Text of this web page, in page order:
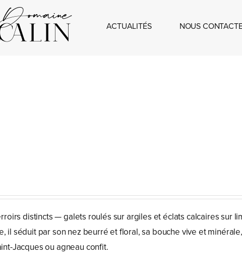
ACTUALITÉS NOUS
distincts — galets roulés sur argiles et éclats calcaires sur
il séduit par son nez beurré et floral, sa bouche vive et
Jacques ou agneau confit.